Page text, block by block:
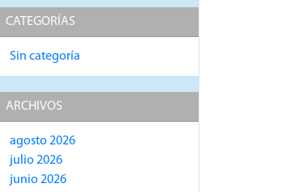
CATEGORÍAS
Sin categoría
ARCHIVOS
agosto 2026
julio 2026
junio 2026